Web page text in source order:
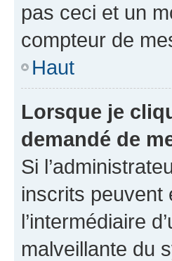
pas ceci et un
compteur de
Haut
Lorsque je
demandé de
Si
inscrits peuvent
l’intermédiaire
malveillante du